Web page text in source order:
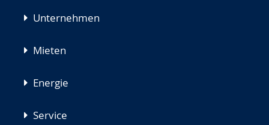
Unternehmen
Mieten
Energie
Service